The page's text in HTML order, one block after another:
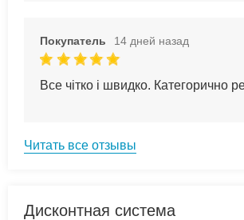
Покупатель 14 дней назад
Все чітко і швидко. Категорично
Читать все отзывы
Дисконтная система